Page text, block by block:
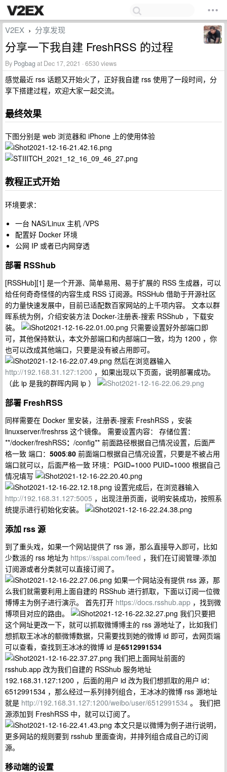
V2EX › 分享发现
分享一下我自建 FreshRSS 的过程
By Pogbag at Dec 17, 2021 · 6530 views
感觉最近 rss 话题又开始火了，正好我自建 rss 使用了一段时间，分
享下搭建过程，欢迎大家一起交流。
最终效果
下图分别是 web 浏览器和 iPhone 上的使用体验
教程正式开始
环境要求：
一台 NAS/Linux 主机 /VPS
配置好 Docker 环境
公网 IP 或者已内网穿透
部署 RSShub
[RSSHub][1] 是一个开源、简单易用、易于扩展的 RSS 生成器，可以
给任何奇奇怪怪的内容生成 RSS 订阅源。RSSHub 借助于开源社区
的力量快速发展中，目前已适配数百家网站的上千项内容。 文本以群
晖系统为例，介绍安装方法 Docker-注册表-搜索 RSShub ，下载安
装。
只需要设置好外部端口即
可，其他保持默认，本文外部端口和内部端口一致，均为 1200 ，你
也可以改成其他端口，只要是没有被占用即可。
然后在浏览器输入
http://192.168.31.127:1200 ，如果出现以下页面，说明部署成功。
（此 ip 是我的群晖内网 ip ）
部署 FreshRSS
同样需要在 Docker 里安装，注册表-搜索 FreshRSS ，安装
linuxserver/freshrss 这个镜像。 需要设置内容： 存储位置：
**/docker/freshRSS： /config** 前面路径根据自己情况设置，后面严
格一致 端口： 5005:80 前面端口根据自己情况设置，只要是不被占用
端口就可以，后面严格一致 环境：PGID=1000 PUID=1000 根据自己
情况填写
设置完成后，在浏览器输入
http://192.168.31.127:5005 ，出现注册页面，说明安装成功，按照系
统提示进行初始化安装。
添加 rss 源
到了重头戏，如果一个网站提供了 rss 源，那么直接导入即可，比如
少数派的 rss 地址为 https://sspai.com/feed ，我们在订阅管理-添加
订阅源或者分类就可以直接订阅了。
如果一个网站没有提供 rss 源，那
么我们就需要利用上面自建的 RSShub 进行抓取，下面以订阅一位微
博博主为例子进行演示。 首先打开 https://docs.rsshub.app ，找到微
博项目对应的路由。
我们只要把
这个网址更改一下，就可以抓取微博博主的 rss 源地址了，比如我们
想抓取王冰冰的额微博数据，只需要找到她的微博 id 即可，去网页端
可以查看，查找到王冰冰的微博 id 是6512991534
我们把上面网址前面的
rsshub.app 改为我们自建的 RSShub 服务地址
192.168.31.127:1200 ，后面的用户 id 改为我们想抓取的用户 id：
6512991534 ，那么经过一系列排列组合，王冰冰的微博 rss 源地址
就是 http://192.168.31.127:1200/weibo/user/6512991534 。 我们把
源添加到 FreshRSS 中，就可以订阅了。
本文只是以微博为例子进行说明，
更多网站的规则要到 rsshub 里面查询，并排列组合成自己的订阅
源。
移动端的设置